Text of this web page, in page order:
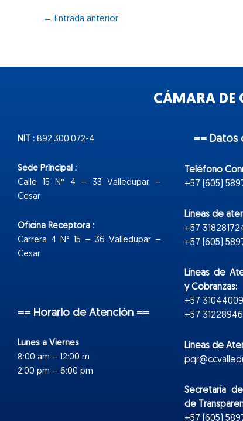
← Entrada anterior
CÁMARA DE
NIT : 892.300.072-4
Sede Principal :
Calle 15 N° 4 – 33 Valledupar –
Cesar
Oficina Receptora :
Carrera 4 N° 15 – 36 Valledupar –
Cesar
== Horario de Atención ==
Lunes a Viernes
8:00 am – 12:00 m
2:00 pm – 6:00 pm
==
Teléfono
+57 (605)
Líneas de
+57
+57 (605)
Líneas de
y Cobranzas:
+57
+57
Líneas de
Secretaría
de
+57 (605)